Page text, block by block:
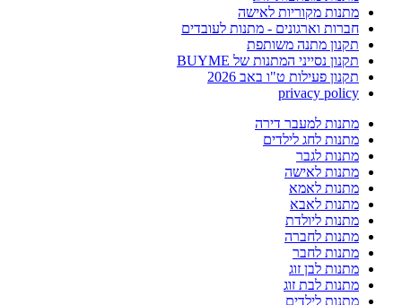
מתנות מקוריות לאישה
חברות וארגונים - מתנות לעובדים
תקנון מתנה משותפת
תקנון נסייני המתנות של BUYME
תקנון פעילות ט"ו באב 2026
privacy policy
מתנות למעבר דירה
מתנות לחג לילדים
מתנות לגבר
מתנות לאישה
מתנות לאמא
מתנות לאבא
מתנות ליולדת
מתנות לחברה
מתנות לחבר
מתנות לבן זוג
מתנות לבת זוג
מתנות לילדים